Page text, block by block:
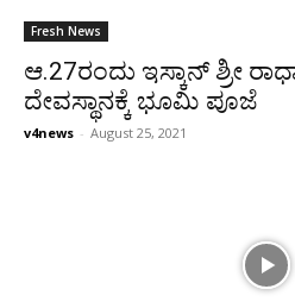
Fresh News
ಆ.27ರಂದು ಇಸ್ಕಾನ್ ಶ್ರೀ
ದೇವಸ್ಥಾನಕ್ಕೆ ಭೂಮಿ ಪೂಜೆ
v4news - August 25, 2021